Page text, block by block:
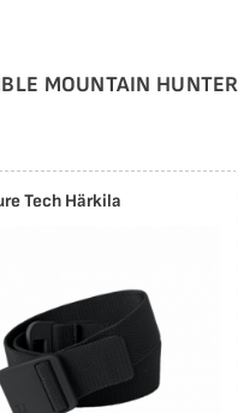
MOUNTAIN
Tech Härkila